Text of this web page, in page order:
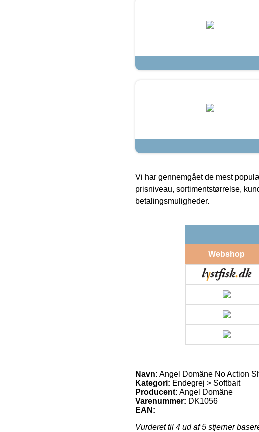
Vi har gennemgået de mest
prisniveau, sortimentstørrelse,
betalingsmuligheder.
Webshop
Navn: Angel Domäne No Action
Kategori: Endegrej > Softbait
Producent: Angel Domäne
Varenummer: DK1056
EAN:
Vurderet til 4 ud af 5 stjerner